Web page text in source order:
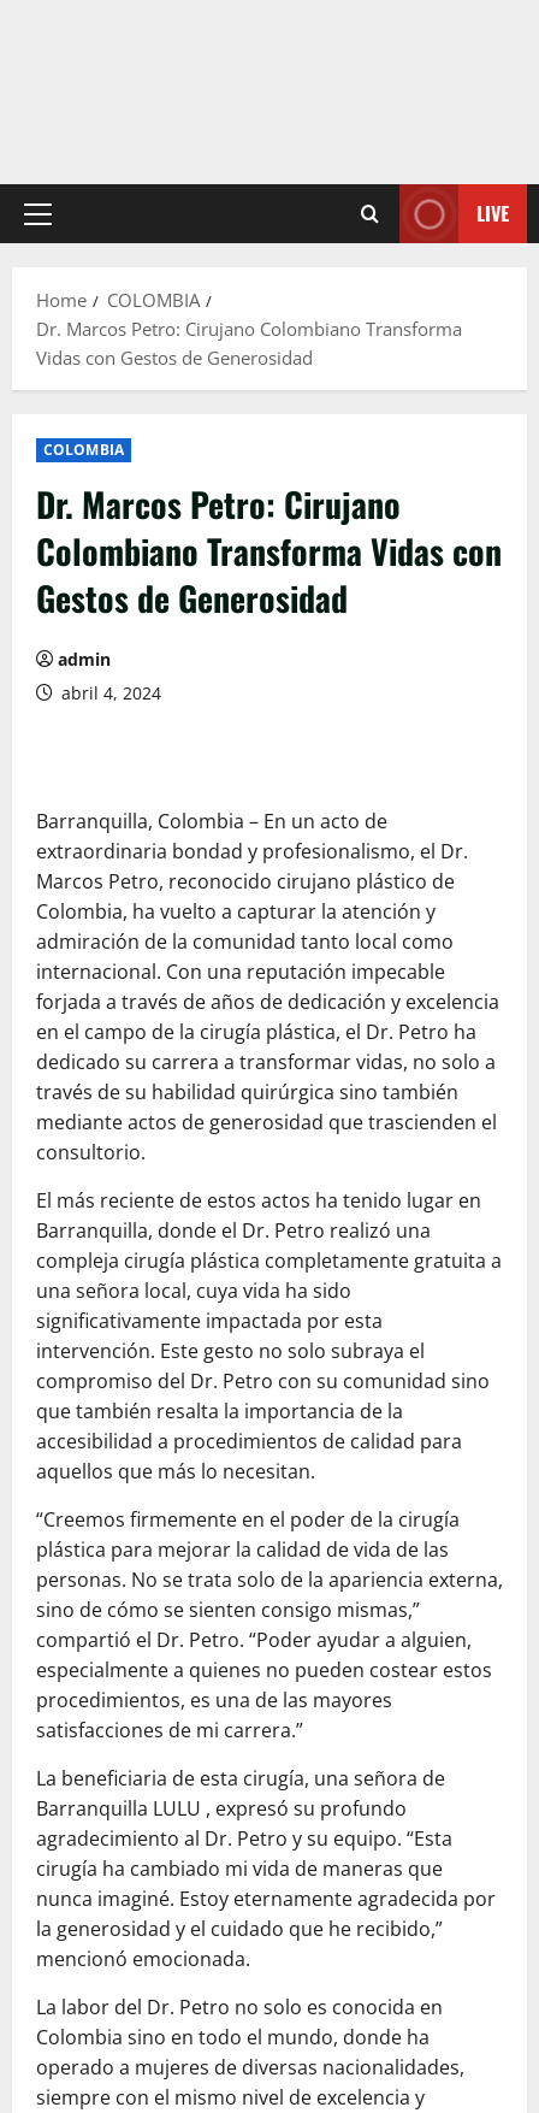
Primary
LIVE
Home
COLOMBIA
Dr. Marcos Petro: Cirujano Colombiano Transforma
Vidas con Gestos de Generosidad
COLOMBIA
Dr. Marcos Petro: Cirujano
Colombiano Transforma Vidas con
Gestos de Generosidad
admin
abril 4, 2024
Barranquilla, Colombia – En un acto de
extraordinaria bondad y profesionalismo, el Dr.
Marcos Petro, reconocido cirujano plástico de
Colombia, ha vuelto a capturar la atención y
admiración de la comunidad tanto local como
internacional. Con una reputación impecable
forjada a través de años de dedicación y excelencia
en el campo de la cirugía plástica, el Dr. Petro ha
dedicado su carrera a transformar vidas, no solo a
través de su habilidad quirúrgica sino también
mediante actos de generosidad que trascienden el
consultorio.
El más reciente de estos actos ha tenido lugar en
Barranquilla, donde el Dr. Petro realizó una
compleja cirugía plástica completamente gratuita a
una señora local, cuya vida ha sido
significativamente impactada por esta
intervención. Este gesto no solo subraya el
compromiso del Dr. Petro con su comunidad sino
que también resalta la importancia de la
accesibilidad a procedimientos de calidad para
aquellos que más lo necesitan.
“Creemos firmemente en el poder de la cirugía
plástica para mejorar la calidad de vida de las
personas. No se trata solo de la apariencia externa,
sino de cómo se sienten consigo mismas,”
compartió el Dr. Petro. “Poder ayudar a alguien,
especialmente a quienes no pueden costear estos
procedimientos, es una de las mayores
satisfacciones de mi carrera.”
La beneficiaria de esta cirugía, una señora de
Barranquilla LULU , expresó su profundo
agradecimiento al Dr. Petro y su equipo. “Esta
cirugía ha cambiado mi vida de maneras que
nunca imaginé. Estoy eternamente agradecida por
la generosidad y el cuidado que he recibido,”
mencionó emocionada.
La labor del Dr. Petro no solo es conocida en
Colombia sino en todo el mundo, donde ha
operado a mujeres de diversas nacionalidades,
siempre con el mismo nivel de excelencia y